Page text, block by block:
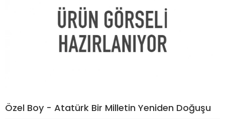
Özel Boy - Atatürk Bir Milletin Yeniden Doğuşu